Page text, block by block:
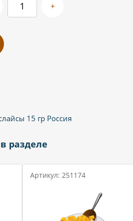
+
15 гр Россия
разделе
Артикул: 251174